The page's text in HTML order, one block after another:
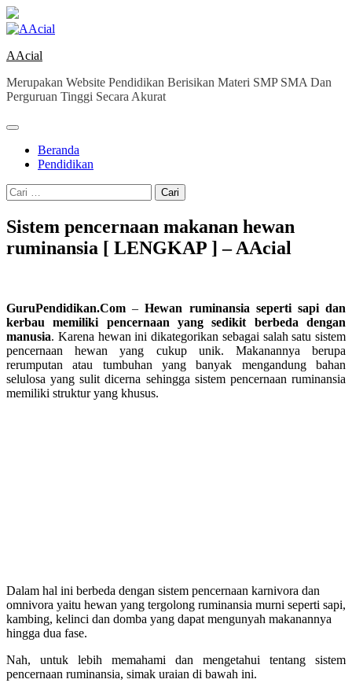
Skip
to
AAcial
Merupakan Website Pendidikan Berisikan Materi SMP SMA Dan
Perguruan Tinggi Secara Akurat
Beranda
Pendidikan
Cari
untuk:
Sistem pencernaan makanan hewan
ruminansia [ LENGKAP ] – AAcial
GuruPendidikan.Com –Hewan ruminansia seperti sapi dan
kerbau memiliki pencernaan yang sedikit berbeda dengan
manusia. Karena hewan ini dikategorikan sebagai salah satu sistem
pencernaan hewan yang cukup unik. Makanannya berupa
rerumputan atau tumbuhan yang banyak mengandung bahan
selulosa yang sulit dicerna sehingga sistem pencernaan ruminansia
memiliki struktur yang khusus.
Dalam hal ini berbeda dengan sistem pencernaan karnivora dan
omnivora yaitu hewan yang tergolong ruminansia murni seperti sapi,
kambing, kelinci dan domba yang dapat mengunyah makanannya
hingga dua fase.
Nah, untuk lebih memahami dan mengetahui tentang sistem
pencernaan ruminansia, simak uraian di bawah ini.